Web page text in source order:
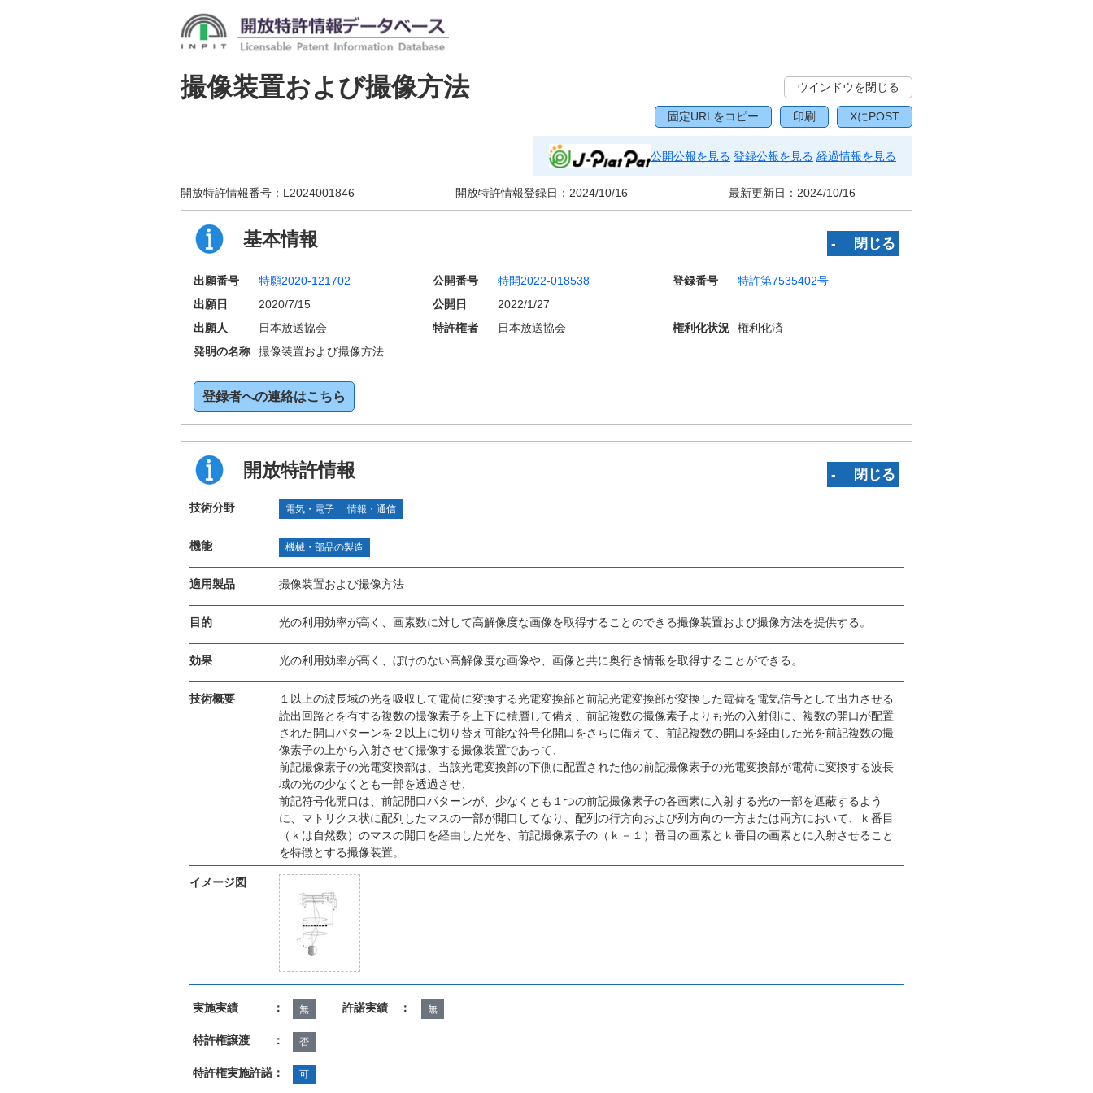
撮像装置および撮像方法 ウインドウを閉じる
固定URLをコピー 印刷 XにPOST
公開公報を見る 登録公報を見る 経過情報を見る
開放特許情報番号： L2024001846 開放特許情報登録日： 2024/10/16 最新更新日： 2024/10/16
基本情報 ‐ 閉じる
出願番号 特願2020-121702 公開番号 特開2022-018538 登録番号
特許第7535402号
出願日
2020/7/15 公開日
2022/1/27
出願人
日本放送協会 特許権者 日本放送協会 権利化状況
権利化済
発明の名称
撮像装置および撮像方法
登録者への連絡はこちら
開放特許情報 ‐ 閉じる
技術分野 電気・電子 情報・通信
機能 機械・部品の製造
適用製品 撮像装置および撮像方法
目的 光の利用効率が高く、画素数に対して高解像度な画像を取得することのできる撮像装置および撮像方法を提供する。
効果 光の利用効率が高く、ぼけのない高解像度な画像や、画像と共に奥行き情報を取得することができる。
技術概要
１以上の波長域の光を吸収して電荷に変換する光電変換部と前記光電変換部が変換した電荷を電気信号として出力させる
読出回路とを有する複数の撮像素子を上下に積層して備え、前記複数の撮像素子よりも光の入射側に、複数の開口が配置
された開口パターンを２以上に切り替え可能な符号化開口をさらに備えて、前記複数の開口を経由した光を前記複数の撮
像素子の上から入射させて撮像する撮像装置であって、
前記撮像素子の光電変換部は、当該光電変換部の下側に配置された他の前記撮像素子の光電変換部が電荷に変換する波長
域の光の少なくとも一部を透過させ、
前記符号化開口は、前記開口パターンが、少なくとも１つの前記撮像素子の各画素に入射する光の一部を遮蔽するよう
に、マトリクス状に配列したマスの一部が開口してなり、配列の行方向および列方向の一方または両方において、ｋ番目
（ｋは自然数）のマスの開口を経由した光を、前記撮像素子の（ｋ－１）番目の画素とｋ番目の画素とに入射させること
を特徴とする撮像装置。
イメージ図
実施実績 ： 無 許諾実績 ： 無
特許権譲渡 ： 否
特許権実施許諾： 可